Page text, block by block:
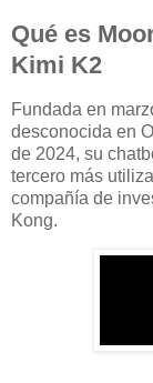
Qué es
Kimi K2
Fundada en
desconocida en
de 2024, su
tercero más
compañía de
Kong.